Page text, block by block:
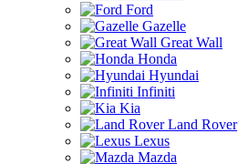
Ford
Gazelle
Great Wall
Honda
Hyundai
Infiniti
Kia
Land Rover
Lexus
Mazda